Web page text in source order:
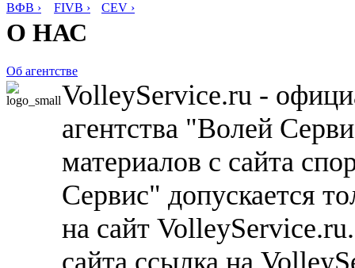
ВФВ › FIVB › CEV ›
О НАС
Об агентстве
VolleyService.ru -
агентства "Волей
материалов с сайта
Сервис" допускается
на сайт